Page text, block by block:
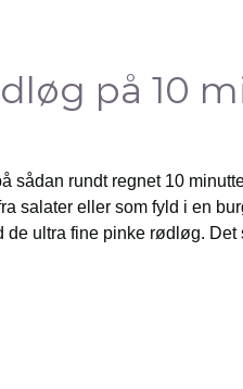
på 10
sådan rundt regnet 10
salater eller som fyld i en
ultra fine pinke rødløg. Det